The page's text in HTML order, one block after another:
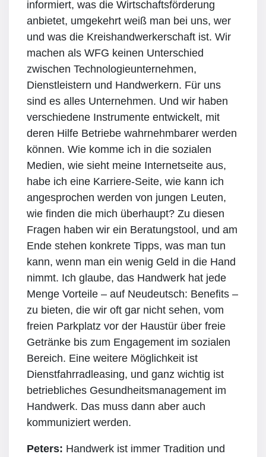
informiert, was die Wirtschaftsförderung
anbietet, umgekehrt weiß man bei uns, wer
und was die Kreishandwerkerschaft ist. Wir
machen als WFG keinen Unterschied
zwischen Technologieunternehmen,
Dienstleistern und Handwerkern. Für uns
sind es alles Unternehmen. Und wir haben
verschiedene Instrumente entwickelt, mit
deren Hilfe Betriebe wahrnehmbarer werden
können. Wie komme ich in die sozialen
Medien, wie sieht meine Internetseite aus,
habe ich eine Karriere-Seite, wie kann ich
angesprochen werden von jungen Leuten,
wie finden die mich überhaupt? Zu diesen
Fragen haben wir ein Beratungstool, und am
Ende stehen konkrete Tipps, was man tun
kann, wenn man ein wenig Geld in die Hand
nimmt. Ich glaube, das Handwerk hat jede
Menge Vorteile – auf Neudeutsch: Benefits –
zu bieten, die wir oft gar nicht sehen, vom
freien Parkplatz vor der Haustür über freie
Getränke bis zum Engagement im sozialen
Bereich. Eine weitere Möglichkeit ist
Dienstfahrradleasing, und ganz wichtig ist
betriebliches Gesundheitsmanagement im
Handwerk. Das muss dann aber auch
kommuniziert werden.
Peters: Handwerk ist immer Tradition und